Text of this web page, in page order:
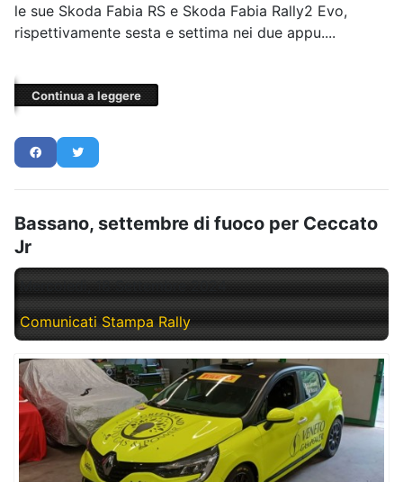
le sue Skoda Fabia RS e Skoda Fabia Rally2 Evo,
rispettivamente sesta e settima nei due appu....
Continua a leggere
Bassano, settembre di fuoco per Ceccato
Jr
Mercoledì, 18 Settembre 2024
Comunicati Stampa Rally